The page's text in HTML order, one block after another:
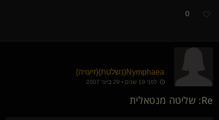
0
Nymphaea​(נשלטת) ​{זיעויה}
לפני 19 שנים • 29 ביוני 2007
Re: שליטה מנטאלית